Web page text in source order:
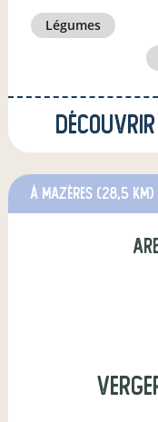
légumes
Découvrir
à Mazères (28,5 km)